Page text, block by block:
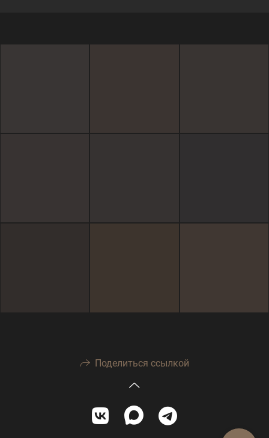
Поделиться ссылкой